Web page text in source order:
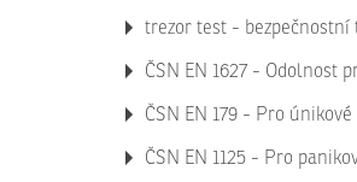
trezor test - bezpečnostní
ČSN EN 1627 - Odolnost
ČSN EN 179 - Pro
ČSN EN 1125 - Pro